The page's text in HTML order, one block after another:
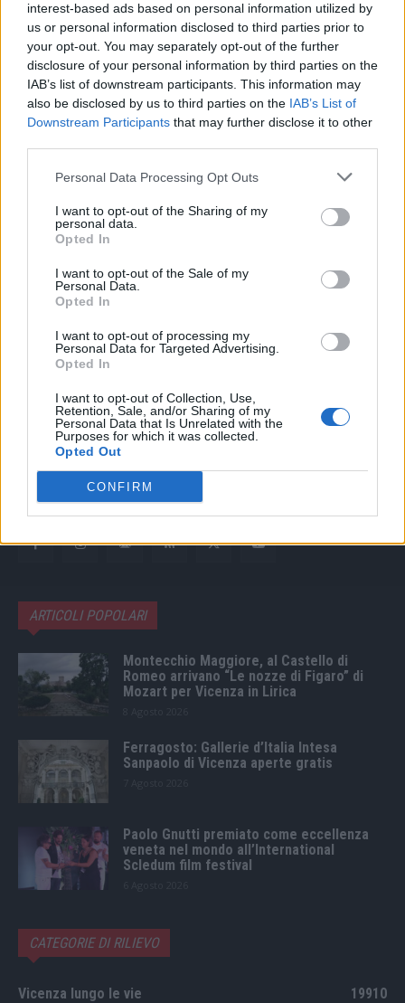
interest-based ads based on personal information utilized by
us or personal information disclosed to third parties prior to
your opt-out. You may separately opt-out of the further
disclosure of your personal information by third parties on the
IAB’s list of downstream participants. This information may
also be disclosed by us to third parties on the IAB’s List of
Downstream Participants that may further disclose it to other
Personal Data Processing Opt Outs
I want to opt-out of the Sharing of my
personal data.
Opted In
I want to opt-out of the Sale of my
Personal Data.
Opted In
I want to opt-out of processing my
Personal Data for Targeted Advertising.
Opted In
I want to opt-out of Collection, Use,
Retention, Sale, and/or Sharing of my
Personal Data that Is Unrelated with the
Purposes for which it was collected.
Opted Out
CONFIRM
“Teatro in casa”: il 5 agosto il primo
spettacolo a Marano Vicentino con Maria
Celeste Carobene
4 Agosto 2026
Salotti Urbani 2026 al Bixio di Vicenza:
agosto inizia con libri, poesie e musica
Quotidiano web del bello e sul buono di Vicenza e dintorni
Redazione
redazione@laltravicenza.it
Pubblicità
laltravicenza@laltravicenza.it
Amministrazione
elas@editoriale-elas.org
ARTICOLI POPOLARI
Montecchio Maggiore, al Castello di
Romeo arrivano “Le nozze di Figaro” di
Mozart per Vicenza in Lirica
Ferragosto: Gallerie d’Italia Intesa
Sanpaolo di Vicenza aperte gratis
Paolo Gnutti premiato come eccellenza
veneta nel mondo all’International
Scledum film festival
CATEGORIE DI RILIEVO
Vicenza lungo le vie 19910